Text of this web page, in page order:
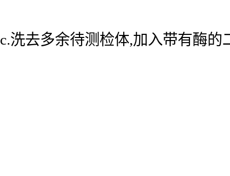
c.洗去多余待测检体,加入带有酶